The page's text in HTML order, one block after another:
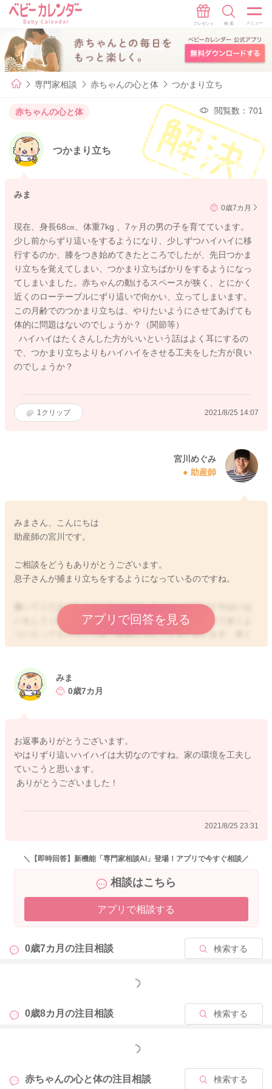
専門家相談 赤ちゃんの心と体 つかまり立ち
赤ちゃんの心と体 閲覧数：701
つかまり立ち
みま
0歳7カ月
現在、身長68㎝、体重7kg 、7ヶ月の男の子を育てています。
少し前からずり這いをするようになり、少しずつハイハイに移
行するのか、膝をつき始めてきたところでしたが、先日つかま
り立ちを覚えてしまい、つかまり立ちばかりをするようになっ
てしまいました。赤ちゃんの動けるスペースが狭く、とにかく
近くのローテーブルにずり這いで向かい、立ってしまいます。
この月齢でのつかまり立ちは、やりたいようにさせてあげても
体的に問題はないのでしょうか？（関節等）
ハイハイはたくさんした方がいいという話はよく耳にするの
で、つかまり立ちよりもハイハイをさせる工夫をした方が良い
のでしょうか？
1 クリップ 2021/8/25 14:07
宮川めぐみ
助産師
みまさん、こんにちは
助産師の宮川です。
ご相談をどうもありがとうございます。
息子さんが捕まり立ちをするようになっているのですね。
書いてくださったようにできれば、たくさんズリバイやはいは
いをしてくれる方が体幹もしっかりとしますし、立って歩くよ
うになってもバランス良く転倒も少なくなると思います。早く
からすると転んでしまうことも多くなるかもしれません。
できればすぐにつかまりたちができなくなるように、可能な限
り家具を移動されてみるといいと思います。
お家の環境的でも難しいこともあるかもしれないのですが、可
能なところで調整をしてみていただけたらと思います。
どうぞよろしくお願いします。
アプリで回答を見る
2021/8/25 15:41
みま
0歳7カ月
お返事ありがとうございます。
やはりずり這いハイハイは大切なのですね。家の環境を工夫し
ていこうと思います。
ありがとうございました！
2021/8/25 23:31
＼【即時回答】新機能「専門家相談AI」登場！アプリで今すぐ相談／
相談はこちら
アプリで相談する
0歳7カ月の注目相談 検索する
もっと見る
0歳8カ月の注目相談 検索する
もっと見る
赤ちゃんの心と体の注目相談 検索する